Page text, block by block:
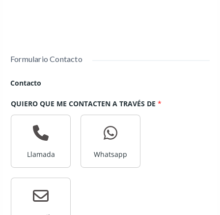
Formulario Contacto
Contacto
QUIERO QUE ME CONTACTEN A TRAVÉS DE*
Llamada Whatsapp